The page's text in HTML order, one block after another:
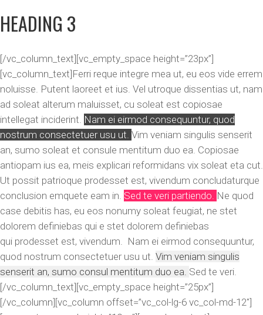
HEADING 3
[/vc_column_text][vc_empty_space height=”23px”]
[vc_column_text]Ferri reque integre mea ut, eu eos vide errem
noluisse. Putent laoreet et ius. Vel utroque dissentias ut, nam
ad soleat alterum maluisset, cu soleat est copiosae
intellegat inciderint. Nam ei eirmod consequuntur, quod
nostrum consectetuer usu ut. Vim veniam singulis senserit
an, sumo soleat et consule mentitum duo ea. Copiosae
antiopam ius ea, meis explicari reformidans vix soleat eta cut.
Ut possit patrioque prodesset est, vivendum concludaturque
conclusion emquete eam in. Sed te veri partiendo. Ne quod
case debitis has, eu eos nonumy soleat feugiat, ne stet
dolorem definiebas qui e stet dolorem definiebas
qui prodesset est, vivendum. Nam ei eirmod consequuntur,
quod nostrum consectetuer usu ut. Vim veniam singulis
senserit an, sumo consul mentitum duo ea. Sed te veri.
[/vc_column_text][vc_empty_space height=”25px”]
[/vc_column][vc_column offset=”vc_col-lg-6 vc_col-md-12″]